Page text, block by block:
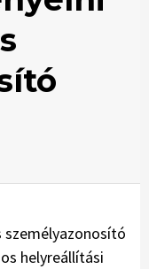
helyreállítási